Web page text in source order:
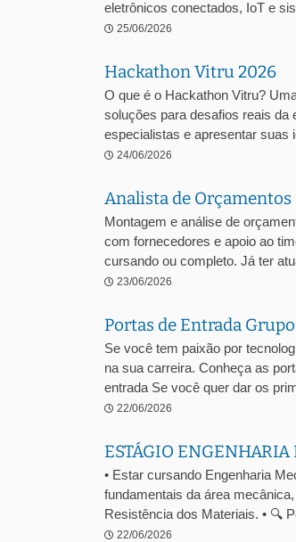
eletrônicos conectados, IoT e
25/06/2026
Hackathon Vitru 2026
O que é o Hackathon Vitru?
soluções para desafios reais da
especialistas e apresentar suas
24/06/2026
Analista de Orçamentos
Montagem e análise de
com fornecedores e apoio ao
cursando ou completo. Já ter
23/06/2026
Portas de Entrada
Se você tem paixão por
na sua carreira. Conheça as
entrada Se você quer dar os
22/06/2026
ESTÁGIO ENGENHARIA
• Estar cursando Engenharia
fundamentais da área
Resistência dos Materiais. • 🔍
22/06/2026